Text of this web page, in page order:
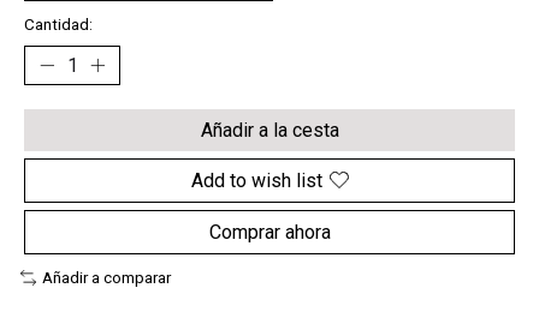
Cantidad:
Añadir a la cesta
Add to wish list
Comprar ahora
Añadir a comparar